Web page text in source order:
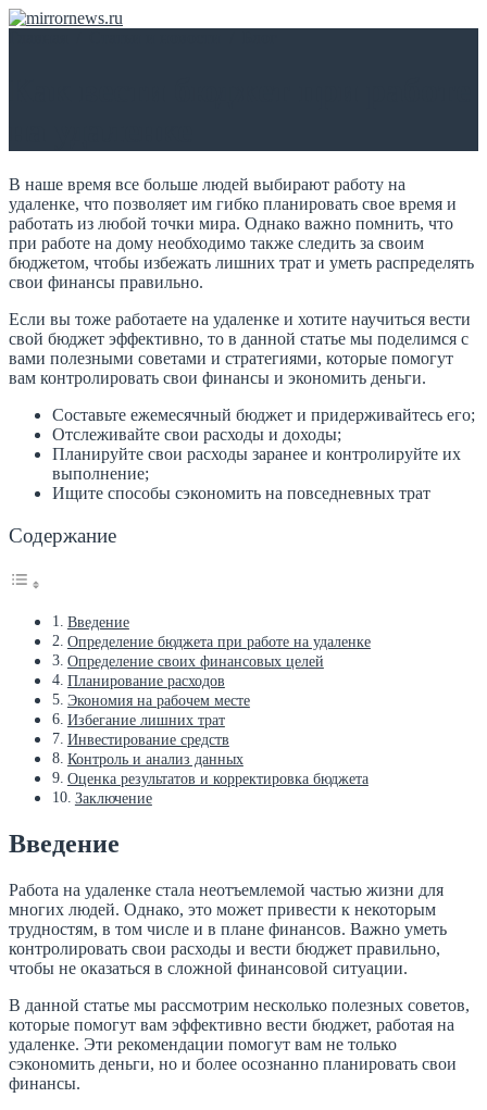
В наше время все больше людей выбирают работу на
удаленке, что позволяет им гибко планировать свое время и
работать из любой точки мира. Однако важно помнить, что
при работе на дому необходимо также следить за своим
бюджетом, чтобы избежать лишних трат и уметь распределять
свои финансы правильно.
Если вы тоже работаете на удаленке и хотите научиться вести
свой бюджет эффективно, то в данной статье мы поделимся с
вами полезными советами и стратегиями, которые помогут
вам контролировать свои финансы и экономить деньги.
Составьте ежемесячный бюджет и придерживайтесь его;
Отслеживайте свои расходы и доходы;
Планируйте свои расходы заранее и контролируйте их
выполнение;
Ищите способы сэкономить на повседневных трат
Содержание
Введение
Определение бюджета при работе на удаленке
Определение своих финансовых целей
Планирование расходов
Экономия на рабочем месте
Избегание лишних трат
Инвестирование средств
Контроль и анализ данных
Оценка результатов и корректировка бюджета
Заключение
Введение
Работа на удаленке стала неотъемлемой частью жизни для
многих людей. Однако, это может привести к некоторым
трудностям, в том числе и в плане финансов. Важно уметь
контролировать свои расходы и вести бюджет правильно,
чтобы не оказаться в сложной финансовой ситуации.
В данной статье мы рассмотрим несколько полезных советов,
которые помогут вам эффективно вести бюджет, работая на
удаленке. Эти рекомендации помогут вам не только
сэкономить деньги, но и более осознанно планировать свои
финансы.